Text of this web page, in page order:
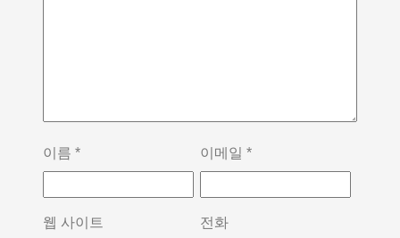
이름 * 이메일 *
웹 사이트 전화